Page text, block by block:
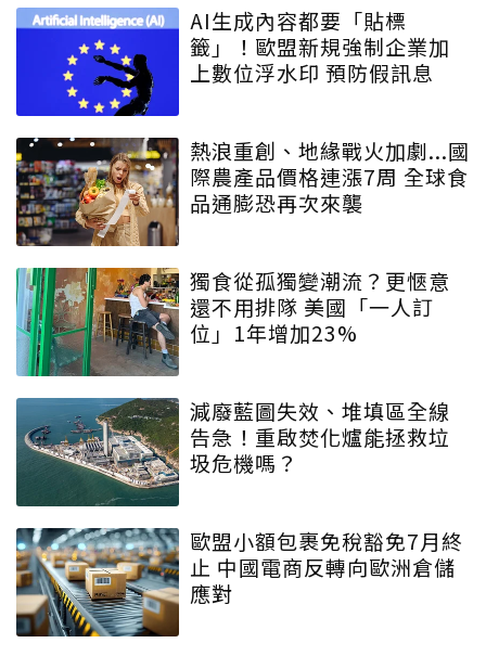
AI生成內容都要「貼標
籤」！歐盟新規強制企業加
上數位浮水印 預防假訊息
熱浪重創、地緣戰火加劇...國
際農產品價格連漲7周 全球食
品通膨恐再次來襲
獨食從孤獨變潮流？更愜意
還不用排隊 美國「一人訂
位」1年增加23%
減廢藍圖失效、堆填區全線
告急！重啟焚化爐能拯救垃
圾危機嗎？
歐盟小額包裹免稅豁免7月終
止 中國電商反轉向歐洲倉儲
應對